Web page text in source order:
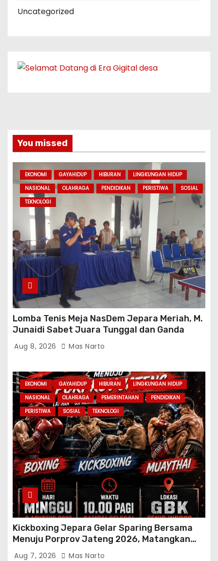
Uncategorized
You missed
EKONOMI GAYAHIDUP HIBURAN
LINGKUNGAN HIDUP
NASIONAL
OLAHRAGA PENDIDIKAN PERISTIWA
SOSIAL
TEKNOLOGI
Lomba Tenis Meja NasDem Jepara Meriah, M.
Junaidi Sabet Juara Tunggal dan Ganda
Aug 8, 2026 Mas Narto
EKONOMI GAYAHIDUP HIBURAN
LINGKUNGAN HIDUP
NASIONAL
OLAHRAGA PEMERINTAHAN
PENDIDIKAN
PERISTIWA
SOSIAL TEKNOLOGI
Kickboxing Jepara Gelar Sparing Bersama
Menuju Porprov Jateng 2026, Matangkan
Fisik dan Teknik Atlet
Aug 7, 2026 Mas Narto